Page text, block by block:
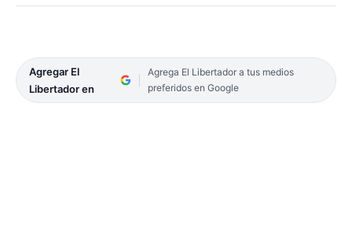
Agregar El
Libertador en
Agrega El Libertador a tus medios
preferidos en Google